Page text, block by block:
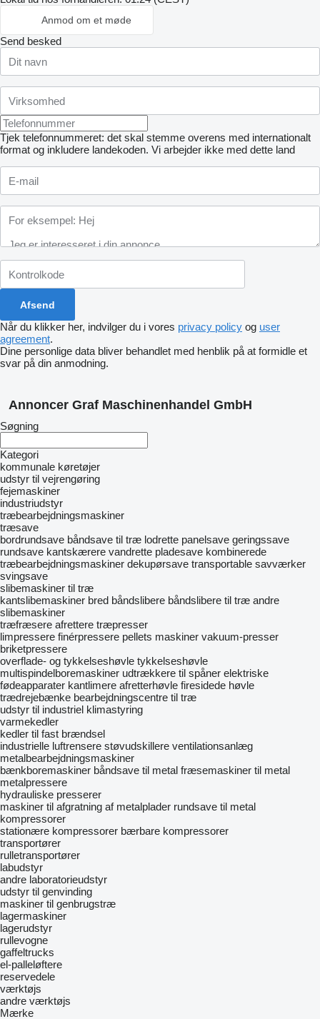
Anmod om et møde
Send besked
Tjek telefonnummeret: det skal stemme overens med internationalt
format og inkludere landekoden. Vi arbejder ikke med dette land
Når du klikker her, indvilger du i vores privacy policy og user
agreement.
Dine personlige data bliver behandlet med henblik på at formidle et
svar på din anmodning.
Annoncer Graf Maschinenhandel GmbH
Søgning
Kategori
kommunale køretøjer
udstyr til vejrengøring
fejemaskiner
industriudstyr
træbearbejdningsmaskiner
træsave
bordrundsave båndsave til træ lodrette panelsave geringssave
rundsave kantskærere vandrette pladesave kombinerede
træbearbejdningsmaskiner dekupørsave transportable savværker
svingsave
slibemaskiner til træ
kantslibemaskiner bred båndslibere båndslibere til træ andre
slibemaskiner
træfræsere afrettere træpresser
limpressere finérpressere pellets maskiner vakuum-presser
briketpressere
overflade- og tykkelseshøvle tykkelseshøvle
multispindelboremaskiner udtrækkere til spåner elektriske
fødeapparater kantlimere afretterhøvle firesidede høvle
trædrejebænke bearbejdningscentre til træ
udstyr til industriel klimastyring
varmekedler
kedler til fast brændsel
industrielle luftrensere støvudskillere ventilationsanlæg
metalbearbejdningsmaskiner
bænkboremaskiner båndsave til metal fræsemaskiner til metal
metalpressere
hydrauliske presserer
maskiner til afgratning af metalplader rundsave til metal
kompressorer
stationære kompressorer bærbare kompressorer
transportører
rulletransportører
labudstyr
andre laboratorieudstyr
udstyr til genvinding
maskiner til genbrugstræ
lagermaskiner
lagerudstyr
rullevogne
gaffeltrucks
el-palleløftere
reservedele
værktøjs
andre værktøjs
Mærke